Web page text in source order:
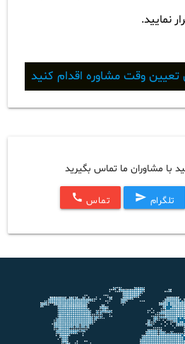
نمایید.
تعیین وقت مشاوره اقدام کنید
با مشاوران ما تماس بگیرید
تلگرام send تماس call